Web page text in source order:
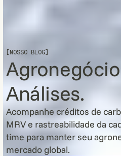
[NOSSO BLOG]
Análises.
Acompanhe créditos de
MRV e rastreabilidade da
time para manter seu
mercado global.